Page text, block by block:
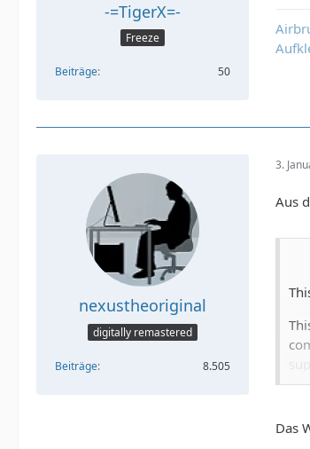
-=TigerX=-
Freeze
Beiträge 50
nexustheoriginal
digitally remastered
Beiträge 8.505
3.
Aus
Das